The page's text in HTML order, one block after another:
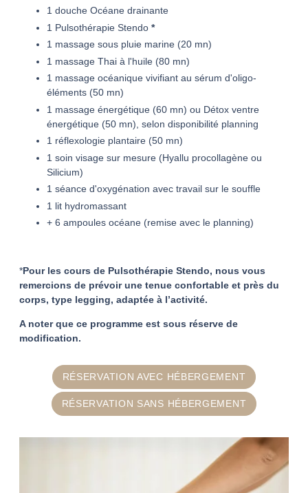
1 douche Océane drainante
1 Pulsothérapie Stendo *
1 massage sous pluie marine (20 mn)
1 massage Thai à l'huile (80 mn)
1 massage océanique vivifiant au sérum d'oligo-
éléments (50 mn)
1 massage énergétique (60 mn) ou Détox ventre
énergétique (50 mn), selon disponibilité planning
1 réflexologie plantaire (50 mn)
1 soin visage sur mesure (Hyallu procollagène ou
Silicium)
1 séance d'oxygénation avec travail sur le souffle
1 lit hydromassant
+ 6 ampoules océane (remise avec le planning)
*Pour les cours de Pulsothérapie Stendo, nous vous
remercions de prévoir une tenue confortable et près du
corps, type legging, adaptée à l’activité.
A noter que ce programme est sous réserve de
modification.
RÉSERVATION AVEC HÉBERGEMENT
RÉSERVATION SANS HÉBERGEMENT